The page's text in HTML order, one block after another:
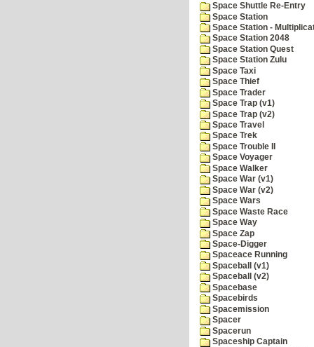
Space Shuttle Re-Entry
Space Station
Space Station -
Space Station 2048
Space Station Quest
Space Station Zulu
Space Taxi
Space Thief
Space Trader
Space Trap (v1)
Space Trap (v2)
Space Travel
Space Trek
Space Trouble II
Space Voyager
Space Walker
Space War (v1)
Space War (v2)
Space Wars
Space Waste Race
Space Way
Space Zap
Space-Digger
Spaceace Running
Spaceball (v1)
Spaceball (v2)
Spacebase
Spacebirds
Spacemission
Spacer
Spacerun
Spaceship Captain